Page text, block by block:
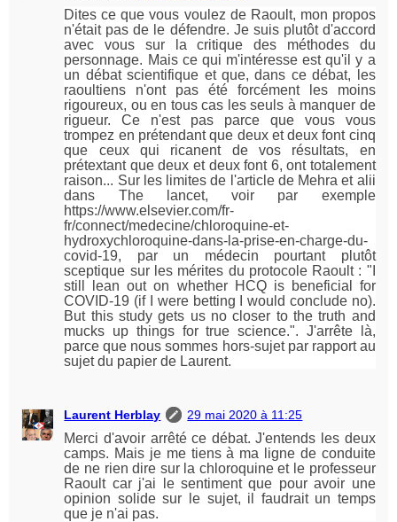
Dites ce que vous voulez de Raoult, mon propos
n'était pas de le défendre. Je suis plutôt d'accord
avec vous sur la critique des méthodes du
personnage. Mais ce qui m'intéresse est qu'il y a
un débat scientifique et que, dans ce débat, les
raoultiens n'ont pas été forcément les moins
rigoureux, ou en tous cas les seuls à manquer de
rigueur. Ce n'est pas parce que vous vous
trompez en prétendant que deux et deux font cinq
que ceux qui ricanent de vos résultats, en
prétextant que deux et deux font 6, ont totalement
raison... Sur les limites de l'article de Mehra et alii
dans The lancet, voir par exemple
https://www.elsevier.com/fr-
fr/connect/medecine/chloroquine-et-
hydroxychloroquine-dans-la-prise-en-charge-du-
covid-19, par un médecin pourtant plutôt
sceptique sur les mérites du protocole Raoult : "I
still lean out on whether HCQ is beneficial for
COVID-19 (if I were betting I would conclude no).
But this study gets us no closer to the truth and
mucks up things for true science.". J'arrête là,
parce que nous sommes hors-sujet par rapport au
sujet du papier de Laurent.
Laurent Herblay 29 mai 2020 à 11:25
Merci d'avoir arrêté ce débat. J'entends les deux
camps. Mais je me tiens à ma ligne de conduite
de ne rien dire sur la chloroquine et le professeur
Raoult car j'ai le sentiment que pour avoir une
opinion solide sur le sujet, il faudrait un temps
que je n'ai pas.